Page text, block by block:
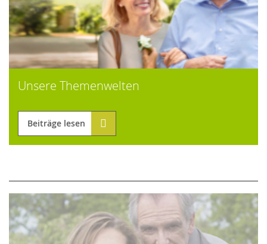
Unsere Themenwelten
Beiträge lesen